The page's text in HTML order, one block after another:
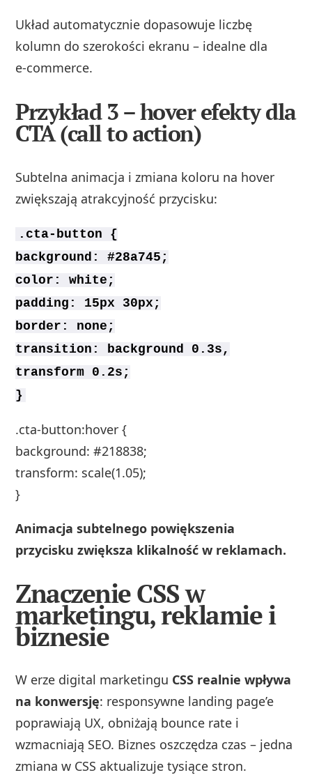
Układ automatycznie dopasowuje liczbę
kolumn do szerokości ekranu – idealne dla
e‑commerce.
Przykład 3 – hover efekty dla
CTA (call to action)
Subtelna animacja i zmiana koloru na hover
zwiększają atrakcyjność przycisku:
.cta-button {
background: #28a745;
color: white;
padding: 15px 30px;
border: none;
transition: background 0.3s,
transform 0.2s;
}
.cta-button:hover {
background: #218838;
transform: scale(1.05);
}
Animacja subtelnego powiększenia
przycisku zwiększa klikalność w reklamach.
Znaczenie CSS w
marketingu, reklamie i
biznesie
W erze digital marketingu CSS realnie wpływa
na konwersję: responsywne landing page’e
poprawiają UX, obniżają bounce rate i
wzmacniają SEO. Biznes oszczędza czas – jedna
zmiana w CSS aktualizuje tysiące stron.